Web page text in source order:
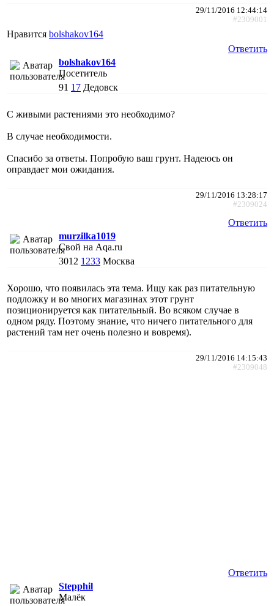
29/11/2016 12:44:14
#2309001
Нравится bolshakov164
Ответить
bolshakov164
Посетитель
91 17 Дедовск
С живыми растениями это необходимо?
В случае необходимости.
Спасибо за ответы. Попробую ваш грунт. Надеюсь он
оправдает мои ожидания.
29/11/2016 13:28:17
#2309024
Ответить
murzilka1019
Свой на Aqa.ru
3012 1233 Москва
Хорошо, что появилась эта тема. Ищу как раз питательную
подложку и во многих магазинах этот грунт
позиционируется как питательный. Во всяком случае в
одном ряду. Поэтому знание, что ничего питательного для
растений там нет очень полезно и вовремя).
29/11/2016 14:15:43
#2309048
Ответить
Stepphil
Малёк